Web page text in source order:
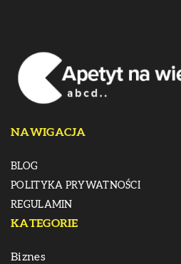
NAWIGACJA
BLOG
POLITYKA PRYWATNOŚCI
REGULAMIN
KATEGORIE
Biznes